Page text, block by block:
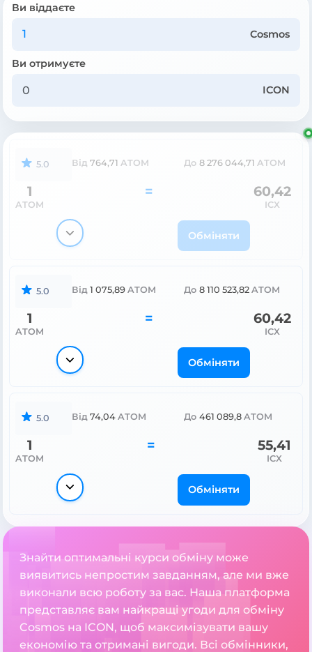
Ви віддаєте
Cosmos
Ви отримуєте
ICON
5.0 Від 764,71 ATOM До 8 276 044,71 ATOM
1
ATOM
= 60,42
ICX
Обміняти
5.0 Від 1 075,89 ATOM До 8 110 523,82 ATOM
1
ATOM
= 60,42
ICX
Обміняти
5.0 Від 74,04 ATOM До 461 089,8 ATOM
1
ATOM
= 55,41
ICX
Обміняти
Знайти оптимальні курси обміну може
виявитись непростим завданням, але ми вже
виконали всю роботу за вас. Наша платформа
представляє вам найкращі угоди для обміну
Cosmos на ICON, щоб максимізувати вашу
економію та отримані вигоди. Всі обмінники,